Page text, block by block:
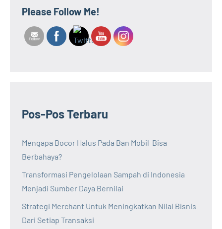
Please Follow Me!
Pos-Pos Terbaru
Mengapa Bocor Halus Pada Ban Mobil Bisa
Berbahaya?
Transformasi Pengelolaan Sampah di Indonesia
Menjadi Sumber Daya Bernilai
Strategi Merchant Untuk Meningkatkan Nilai Bisnis
Dari Setiap Transaksi